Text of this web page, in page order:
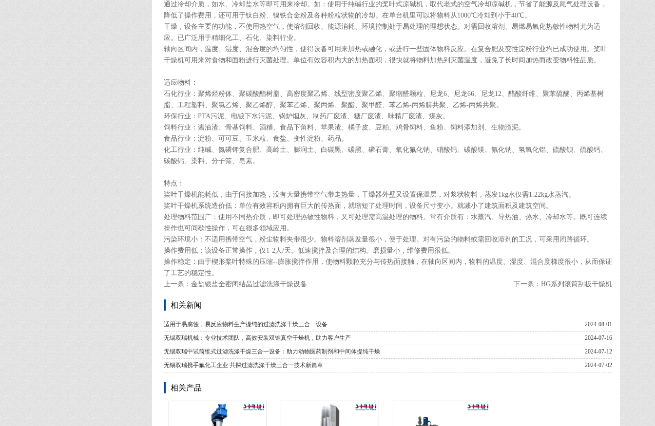
通过冷却介质，如水、冷却盐水等即可用来冷却。如：使用于纯碱行业的桨叶式凉碱机，取代老式的空气冷却凉碱机，节省了能源及尾气处理设备，
降低了操作费用，还可用于钛白粉、镍铁合金粉及各种粉粒状物的冷却。在单台机里可以将物料从1000℃冷却到小于40℃。
干燥，设备主要的功能，不使用热空气，使溶剂回收、能源消耗、环境控制处于易处理的理想状态。对需回收溶剂、易燃易氧化热敏性物料尤为适
应。已广泛用于精细化工、石化、染料行业。
轴向区间内，温度、湿度、混合度的均匀性，使得设备可用来加热或融化，或进行一些固体物料反应。在复合肥及变性淀粉行业均已成功使用。桨叶
干燥机可用来对食物和面粉进行灭菌处理。单位有效容积内大的加热面积，很快就将物料加热到灭菌温度，避免了长时间加热而改变物料性品质。
适应物料：
石化行业：聚烯烃粉体、聚碳酸酯树脂、高密度聚乙烯、线型密度聚乙烯、聚缩醛颗粒、尼龙6、尼龙66、尼龙12、醋酸纤维、聚苯硫醚、丙烯基树
脂、工程塑料、聚氯乙烯、聚乙烯醇、聚苯乙烯、聚丙烯、聚酯、聚甲醛、苯乙烯-丙烯腈共聚、乙烯-丙烯共聚。
环保行业：PTA污泥、电镀下水污泥、锅炉烟灰、制药厂废渣、糖厂废渣、味精厂废渣、煤灰。
饲料行业：酱油渣、骨基饲料、酒糟、食品下角料、苹果渣、橘子皮、豆粕、鸡骨饲料、鱼粉、饲料添加剂、生物渣泥。
食品行业：淀粉、可可豆、玉米粒、食盐、变性淀粉、药品。
化工行业：纯碱、氮磷钾复合肥、高岭土、膨润土、白碳黑、碳黑、磷石膏、氧化氟化钠、硝酸钙、碳酸镁、氰化钠、氢氧化铝、硫酸钡、硫酸钙、
碳酸钙、染料、分子筛、皂素。
特点：
桨叶干燥机能耗低，由于间接加热，没有大量携带空气带走热量，干燥器外壁又设置保温层，对浆状物料，蒸发1kg水仅需1.22kg水蒸汽。
桨叶干燥机系统造价低：单位有效容积内拥有巨大的传热面，就缩短了处理时间，设备尺寸变小。就减小了建筑面积及建筑空间。
处理物料范围广：使用不同热介质，即可处理热敏性物料，又可处理需高温处理的物料。常有介质有：水蒸汽、导热油、热水、冷却水等。既可连续
操作也可间歇性操作，可在很多领域应用。
污染环境小：不适用携带空气，粉尘物料夹带很少。物料溶剂蒸发量很小，便于处理。对有污染的物料或需回收溶剂的工况，可采用闭路循环。
操作费用低：该设备正常操作，仅1-2人/天。低速搅拌及合理的结构。磨损量小，维修费用很低。
操作稳定：由于楔形桨叶特殊的压缩--膨胀搅拌作用，使物料颗粒充分与传热面接触，在轴向区间内，物料的温度、湿度、混合度梯度很小，从而保证
了工艺的稳定性。
上一条： 金盐银盐全密闭结晶过滤洗涤干燥设备 下一条： HG系列滚筒刮板干燥机
相关新闻
适用于易腐蚀，易反应物料生产提纯的过滤洗涤干燥三合一设备
2024-08-01
无锡双瑞机械：专业技术团队，高效安装双锥真空干燥机，助力客户生产
2024-07-16
无锡双瑞中试筒锥式过滤洗涤干燥三合一设备：助力动物医药制剂和中间体提纯干燥
2024-07-12
无锡双瑞携手氟化工企业 共探过滤洗涤干燥三合一技术新篇章
2024-07-02
相关产品